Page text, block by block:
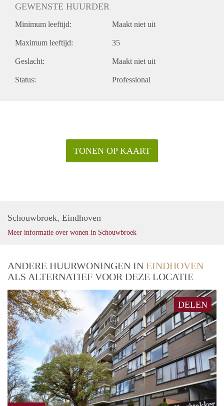
GEWENSTE HUURDER
Minimum leeftijd: Maakt niet uit
Maximum leeftijd: 35
Geslacht: Maakt niet uit
Status: Professional
TONEN OP KAART
Schouwbroek, Eindhoven
Meer informatie over wonen in Schouwbroek
ANDERE HUURWONINGEN IN EINDHOVEN
ALS ALTERNATIEF VOOR DEZE LOCATIE
DELEN